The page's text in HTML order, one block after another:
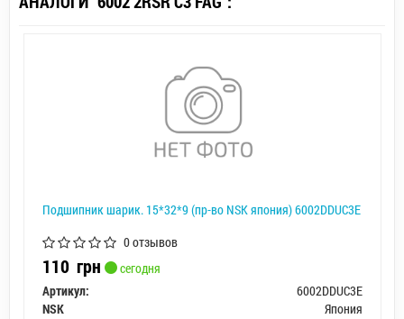
Подшипник шарик. 15*32*9 (пр-во NSK япония) 6002DDUC3E
0 отзывов
110 грн
сегодня
Артикул:
6002DDUC3E
NSK
Япония